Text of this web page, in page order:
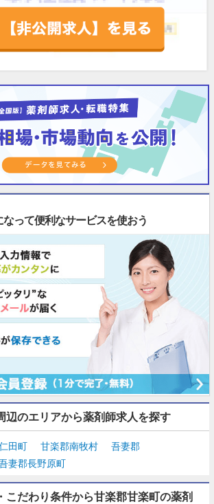
って便利なサービスを使おう
辺のエリアから薬剤師求人を探す
田町 甘楽郡南牧村
吾妻郡
妻郡長野原町
こだわり条件から甘楽郡甘楽町の薬剤